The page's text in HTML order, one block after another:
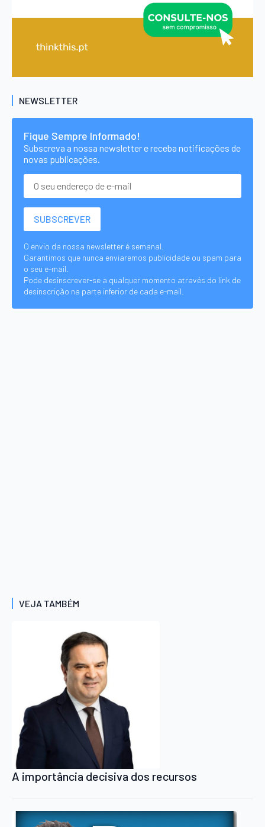
NEWSLETTER
Fique Sempre Informado!
Subscreva a nossa newsletter e receba notificações de
novas publicações.
O envio da nossa newsletter é semanal.
Garantimos que nunca enviaremos publicidade ou spam para
o seu e-mail.
Pode desinscrever-se a qualquer momento através do link de
desinscrição na parte inferior de cada e-mail.
VEJA TAMBÉM
A importância decisiva dos recursos